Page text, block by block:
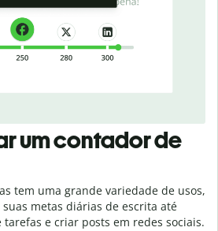
um contador de
tem uma grande variedade de usos,
metas diárias de escrita até
e criar posts em redes sociais.